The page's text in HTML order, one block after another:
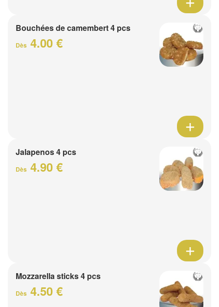
Bouchées de camembert 4 pcs
Dès 4.00 €
Jalapenos 4 pcs
Dès 4.90 €
Mozzarella sticks 4 pcs
Dès 4.50 €